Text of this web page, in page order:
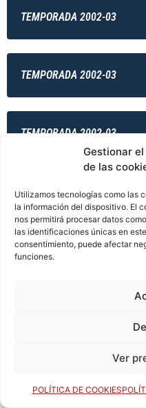
Gestionar
de las
Utilizamos tecnologías como las
la información del dispositivo. El
nos permitirá procesar datos
las identificaciones únicas en
consentimiento, puede afectar
funciones.
Ver
POLÍTICA DE COOKIES
TEMPORADA 2002-03
TEMPORADA 2002-03
TEMPORADA 2002-03
TEMPORADA 2003-04
TEMPORADA 2003-04
TEMPORADA 2003-04